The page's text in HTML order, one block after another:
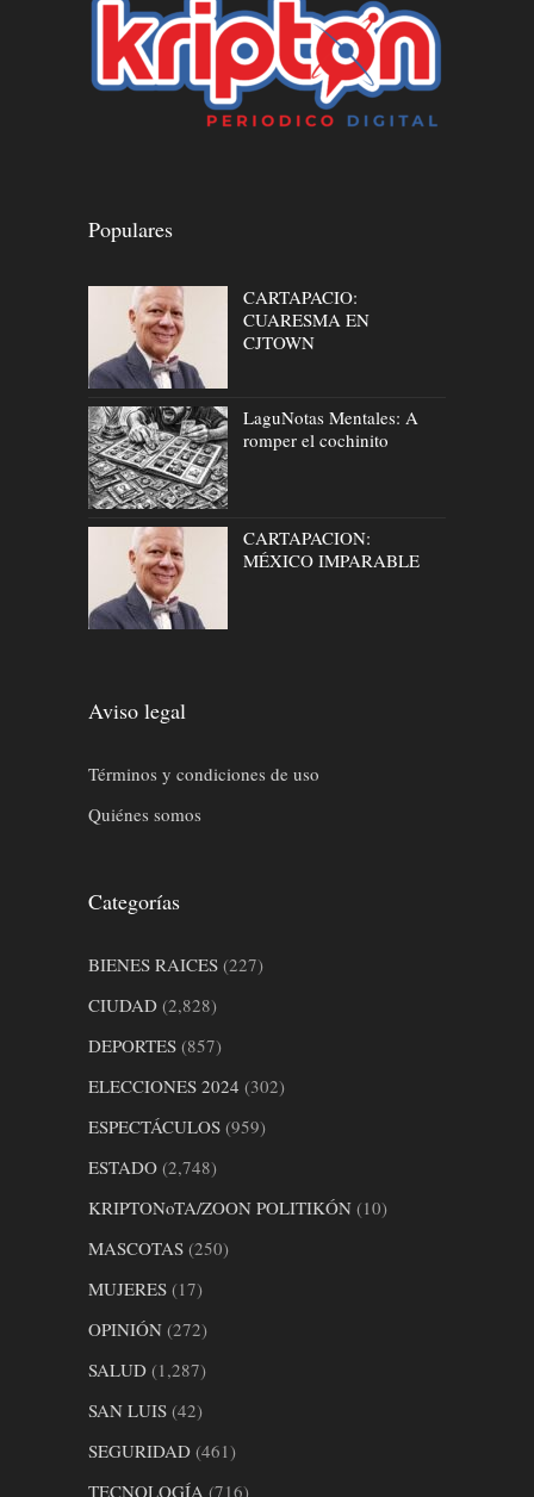
Populares
CARTAPACIO:
CUARESMA EN
CJTOWN
LaguNotas Mentales: A
romper el cochinito
CARTAPACION:
MÉXICO IMPARABLE
Aviso legal
Términos y condiciones de uso
Quiénes somos
Categorías
BIENES RAICES (227)
CIUDAD (2,828)
DEPORTES (857)
ELECCIONES 2024 (302)
ESPECTÁCULOS (959)
ESTADO (2,748)
KRIPTONoTA/ZOON POLITIKÓN (10)
MASCOTAS (250)
MUJERES (17)
OPINIÓN (272)
SALUD (1,287)
SAN LUIS (42)
SEGURIDAD (461)
TECNOLOGÍA (716)